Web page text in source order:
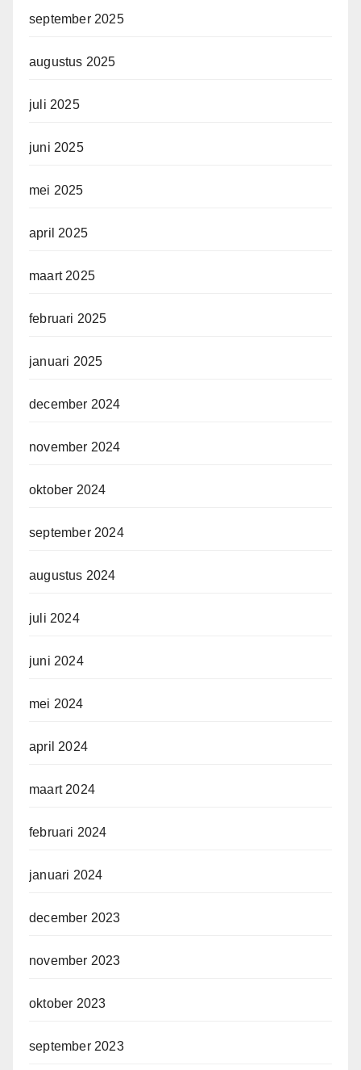
september 2025
augustus 2025
juli 2025
juni 2025
mei 2025
april 2025
maart 2025
februari 2025
januari 2025
december 2024
november 2024
oktober 2024
september 2024
augustus 2024
juli 2024
juni 2024
mei 2024
april 2024
maart 2024
februari 2024
januari 2024
december 2023
november 2023
oktober 2023
september 2023